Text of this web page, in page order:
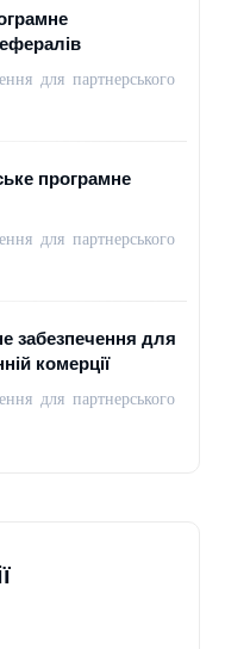
для партнерського
програмне
для партнерського
забезпечення для
комерції
для партнерського